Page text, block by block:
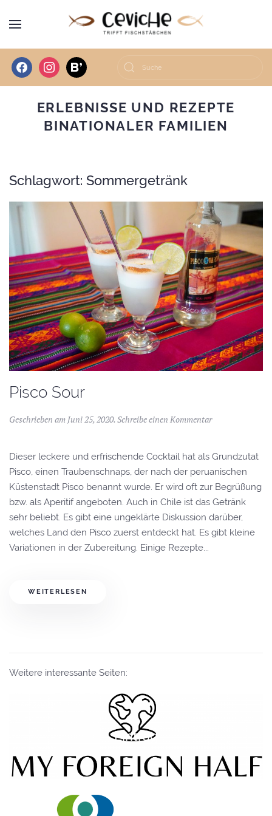
facebookinstagrambloglovin
ERLEBNISSE UND REZEPTE
BINATIONALER FAMILIEN
Schlagwort: Sommergetränk
Pisco Sour
Geschrieben am Juni 25, 2020. Schreibe einen Kommentar
Dieser leckere und erfrischende Cocktail hat als Grundzutat
Pisco, einen Traubenschnaps, der nach der peruanischen
Küstenstadt Pisco benannt wurde. Er wird oft zur Begrüßung
bzw. als Aperitif angeboten. Auch in Chile ist das Getränk
sehr beliebt. Es gibt eine ungeklärte Diskussion darüber,
welches Land den Pisco zuerst entdeckt hat. Es gibt kleine
Variationen in der Zubereitung. Einige Rezepte...
WEITERLESEN
Weitere interessante Seiten:
Eintrag